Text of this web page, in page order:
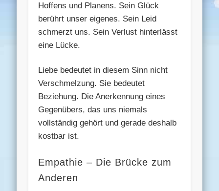
Hoffens und Planens. Sein Glück
berührt unser eigenes. Sein Leid
schmerzt uns. Sein Verlust hinterlässt
eine Lücke.
Liebe bedeutet in diesem Sinn nicht
Verschmelzung. Sie bedeutet
Beziehung. Die Anerkennung eines
Gegenübers, das uns niemals
vollständig gehört und gerade deshalb
kostbar ist.
Empathie – Die Brücke zum
Anderen